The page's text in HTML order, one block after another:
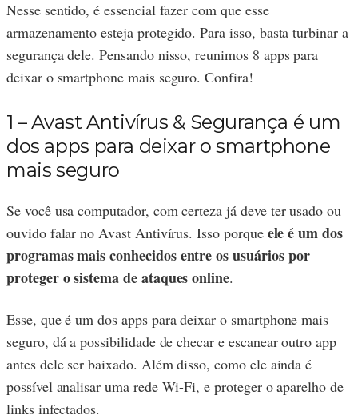
Nesse sentido, é essencial fazer com que esse
armazenamento esteja protegido. Para isso, basta turbinar a
segurança dele. Pensando nisso, reunimos 8 apps para
deixar o smartphone mais seguro. Confira!
1 – Avast Antivírus & Segurança é um
dos apps para deixar o smartphone
mais seguro
Se você usa computador, com certeza já deve ter usado ou
ouvido falar no Avast Antivírus. Isso porque ele é um dos
programas mais conhecidos entre os usuários por
proteger o sistema de ataques online.
Esse, que é um dos apps para deixar o smartphone mais
seguro, dá a possibilidade de checar e escanear outro app
antes dele ser baixado. Além disso, como ele ainda é
possível analisar uma rede Wi-Fi, e proteger o aparelho de
links infectados.